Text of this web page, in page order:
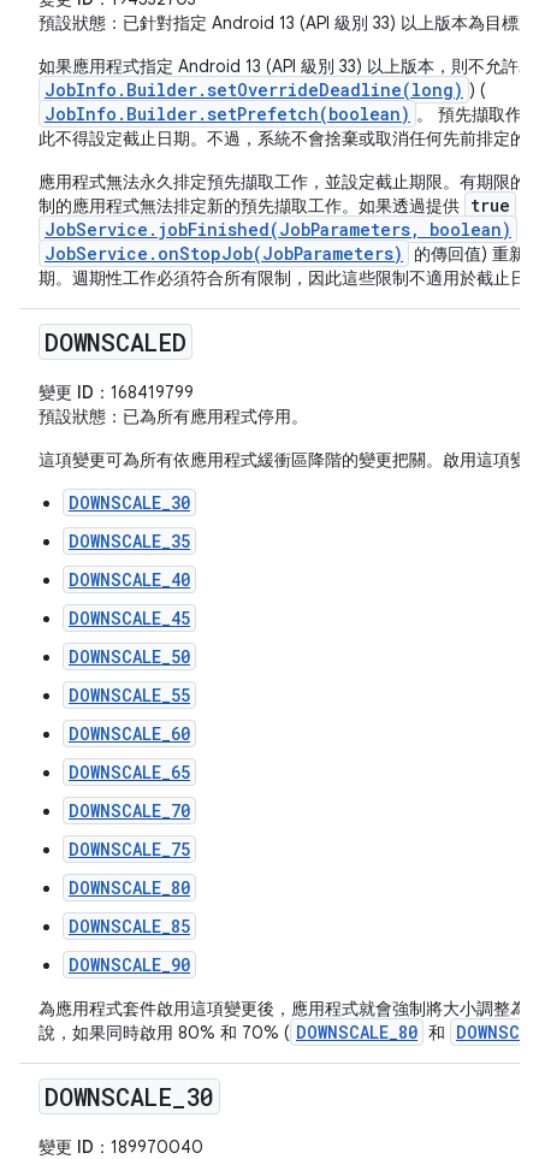
預設狀態 ：已針對指定 Android 13 (API 級別 33) 以上版本為目標
如果應用程式指定 Android 13 (API 級別 33) 以上版本，則不允許
JobInfo.Builder.setOverrideDeadline(long) ) (
JobInfo.Builder.setPrefetch(boolean) 。 預先擷取作
此不得設定截止日期。不過，系統不會捨棄或取消任何先前排定的
應用程式無法永久排定預先擷取工作，並設定截止期限。有期限的
制的應用程式無法排定新的預先擷取工作。如果透過提供 true
JobService.jobFinished(JobParameters, boolean)
JobService.onStopJob(JobParameters)
的傳回值) 重新
期。週期性工作必須符合所有限制，因此這些限制不適用於截止日
DOWNSCALED
變更 ID： 168419799
預設狀態 ：已為所有應用程式停用。
這項變更可為所有依應用程式緩衝區降階的變更把關。啟用這項變
DOWNSCALE_30
DOWNSCALE_35
DOWNSCALE_40
DOWNSCALE_45
DOWNSCALE_50
DOWNSCALE_55
DOWNSCALE_60
DOWNSCALE_65
DOWNSCALE_70
DOWNSCALE_75
DOWNSCALE_80
DOWNSCALE_85
DOWNSCALE_90
為應用程式套件啟用這項變更後，應用程式就會強制將大小調整為
說，如果同時啟用 80% 和 70% ( DOWNSCALE_80 和
DOWNSCALE 30
變更 ID： 189970040